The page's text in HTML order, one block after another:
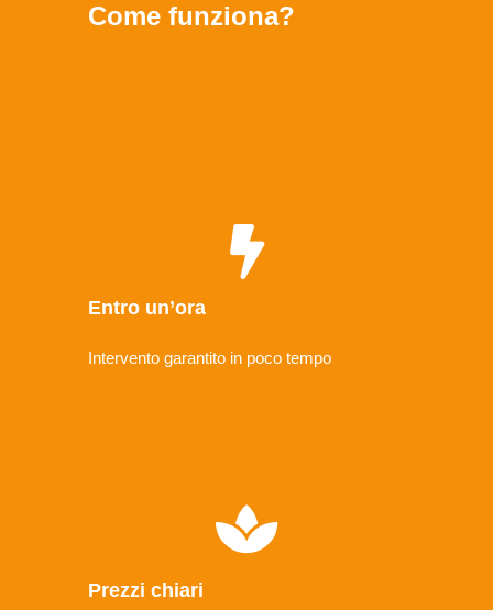
Come funziona?
Entro un’ora
Intervento garantito in poco tempo
Prezzi chiari